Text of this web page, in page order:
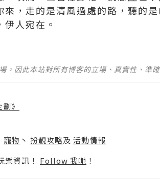
，走的是清風過處的路，聽的
人宛在。
。因此本站對所有博客的立場、真實性、準
》
寵物 丶 扮靚攻略及 活動情報
資訊！ Follow 我哋 ！